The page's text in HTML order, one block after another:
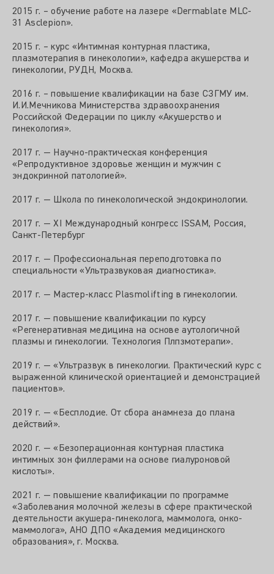
2015 г. – обучение работе на лазере «Dermablate MLC-
31 Asclepion».
2015 г. – курс «Интимная контурная пластика,
плазмотерапия в гинекологии», кафедра акушерства и
гинекологии, РУДН, Москва.
2016 г. – повышение квалификации на базе СЗГМУ им.
И.И.Мечникова Министерства здравоохранения
Российской Федерации по циклу «Акушерство и
гинекология».
2017 г. — Научно-практическая конференция
«Репродуктивное здоровье женщин и мужчин с
эндокринной патологией».
2017 г. — Школа по гинекологической эндокринологии.
2017 г. — XI Международный конгресс ISSAM, Россия,
Санкт-Петербург
2017 г. — Профессиональная переподготовка по
специальности «Ультразвуковая диагностика».
2017 г. — Мастер-класс Plasmolifting в гинекологии.
2017 г. — повышение квалификации по курсу
«Регенеративная медицина на основе аутологичной
плазмы и гинекологии. Технология Плпзмотерапи».
2019 г. — «Ультразвук в гинекологии. Практический курс с
выраженной клинической ориентацией и демонстрацией
пациентов».
2019 г. — «Бесплодие. От сбора анамнеза до плана
действий».
2020 г. — «Безоперационная контурная пластика
интимных зон филлерами на основе гиалуроновой
кислоты».
2021 г. — повышение квалификации по программе
«Заболевания молочной железы в сфере практической
деятельности акушера-гинеколога, маммолога, онко-
маммолога», АНО ДПО «Академия медицинского
образования», г. Москва.